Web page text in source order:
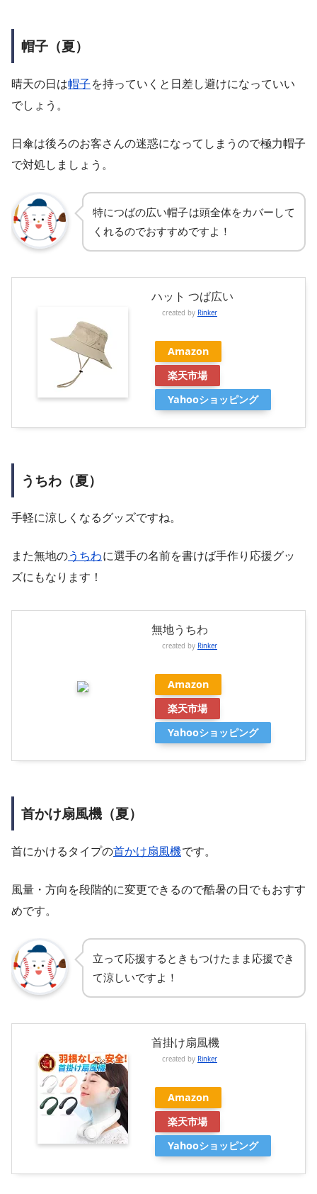
帽子（夏）
晴天の日は帽子を持っていくと日差し避けになっていい
でしょう。
日傘は後ろのお客さんの迷惑になってしまうので極力帽子
で対処しましょう。
特につばの広い帽子は頭全体をカバーして
くれるのでおすすめですよ！
ハット つば広い
created by Rinker
Amazon
楽天市場
Yahooショッピング
うちわ（夏）
手軽に涼しくなるグッズですね。
また無地のうちわに選手の名前を書けば手作り応援グッ
ズにもなります！
無地うちわ
created by Rinker
Amazon
楽天市場
Yahooショッピング
首かけ扇風機（夏）
首にかけるタイプの首かけ扇風機です。
風量・方向を段階的に変更できるので酷暑の日でもおすす
めです。
立って応援するときもつけたまま応援でき
て涼しいですよ！
首掛け扇風機
created by Rinker
Amazon
楽天市場
Yahooショッピング